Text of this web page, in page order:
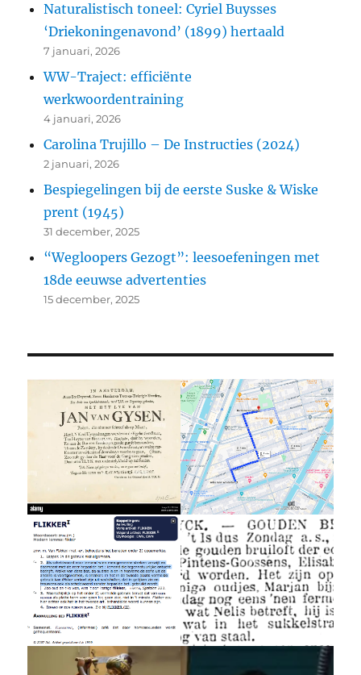
Naturalistisch toneel: Cyriel Buysses
‘Driekoningenavond’ (1899) hertaald
7 januari, 2026
WW-Traject: efficiënte
werkwoordentraining
4 januari, 2026
Carolina Trujillo – De Instructies (2024)
2 januari, 2026
Bespiegelingen bij de eerste Suske & Wiske
prent (1945)
31 december, 2025
“Wegloopers Gezogt”: leesoefeningen met
18de eeuwse advertenties
15 december, 2025